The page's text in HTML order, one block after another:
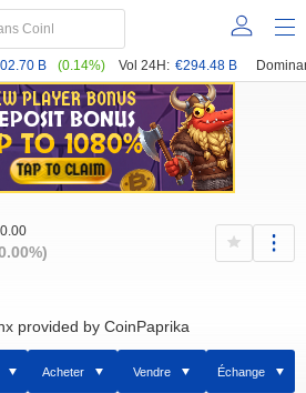
B (0.14%) Vol 24H: €294.48 B
provided by CoinPaprika
Acheter Vendre Échange